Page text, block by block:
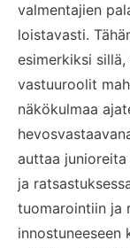
valmentajien
loistavasti.
esimerkiksi
vastuuroolit
näkökulmaa
auttaa junioreita
ja
tuomarointiin ja
innostuneeseen